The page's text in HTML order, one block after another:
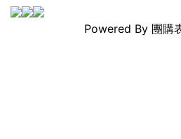
Powered By 團購